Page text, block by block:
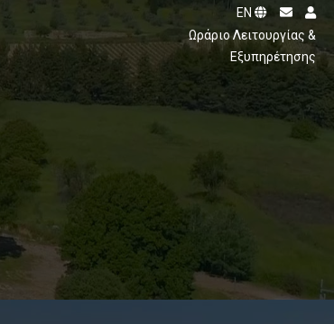
EN
Ωράριο Λειτουργίας &
Εξυπηρέτησης